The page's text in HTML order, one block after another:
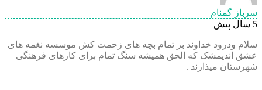
سرباز گمنام
5 سال پیش
سلام و‌درود خداوند بر تمام بچه های زحمت کش موسسه نغمه های
عشق اندیمشک که الحق همیشه سنگ تمام برای کارهای فرهنگی
شهرستان میذارند .